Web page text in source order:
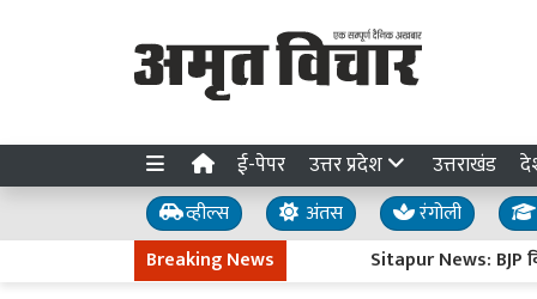
ई-पेपर उत्तर प्रदेश उत्तराखंड
व्हील्स अंतस रंगोली
Breaking News
Sitapur News: BJP